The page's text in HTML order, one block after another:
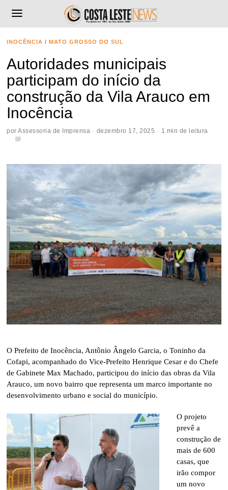
INOCÊNCIA / MATO GROSSO DO SUL
Autoridades municipais
participam do início da
construção da Vila Arauco em
Inocência
porAssessoria de Imprensa dezembro 17, 2025 1 min de leitura
O Prefeito de Inocência, Antônio Ângelo Garcia, o Toninho da
Cofapi, acompanhado do Vice-Prefeito Henrique Cesar e do Chefe
de Gabinete Max Machado, participou do início das obras da Vila
Arauco, um novo bairro que representa um marco importante no
desenvolvimento urbano e social do município.
O projeto
prevê a
construção de
mais de 600
casas, que
irão compor
um novo